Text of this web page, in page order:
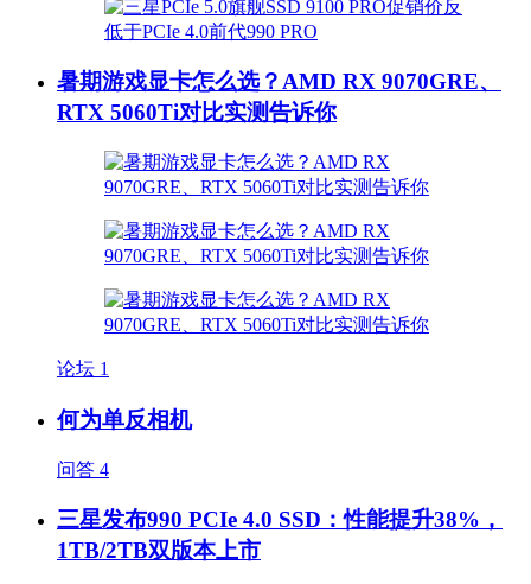
暑期游戏显卡怎么选？AMD RX 9070GRE、
RTX 5060Ti对比实测告诉你
论坛 1
何为单反相机
问答 4
三星发布990 PCIe 4.0 SSD：性能提升38%，
1TB/2TB双版本上市